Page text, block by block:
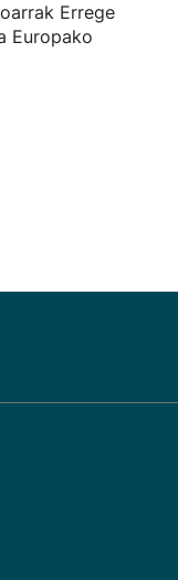
Errege
Europako